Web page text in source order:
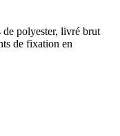
polyester, livré brut
de fixation en